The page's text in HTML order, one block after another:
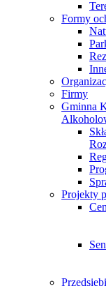
Formy
Firmy
Gminna
Projekty